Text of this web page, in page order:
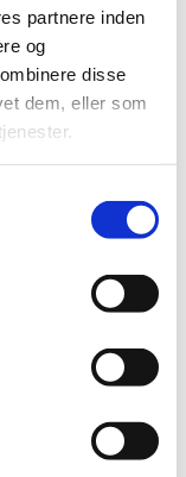
partnere inden
og
disse
dem, eller som